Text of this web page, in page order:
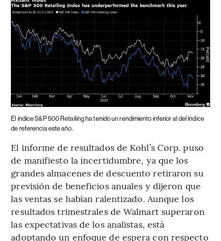
El índice S&P 500 Retailing ha tenido un rendimiento inferior al del índice
de referencia este año.
El informe de resultados de Kohl’s Corp. puso
de manifiesto la incertidumbre, ya que los
grandes almacenes de descuento retiraron su
previsión de beneficios anuales y dijeron que
las ventas se habían ralentizado. Aunque los
resultados trimestrales de Walmart superaron
las expectativas de los analistas, está
adoptando un enfoque de espera con respecto